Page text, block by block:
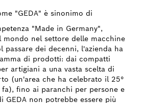
"GEDA" è sinonimo di
"Made in Germany",
nel settore delle macchine
passare dei decenni, l'azienda ha
di prodotti: dai compatti
artigiani a una vasta scelta di
(un'area che ha celebrato il 25°
fino ai paranchi per persone e
GEDA non potrebbe essere più